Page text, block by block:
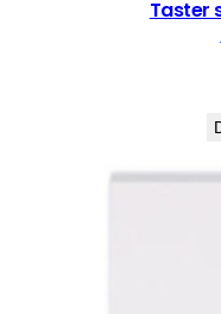
Taster